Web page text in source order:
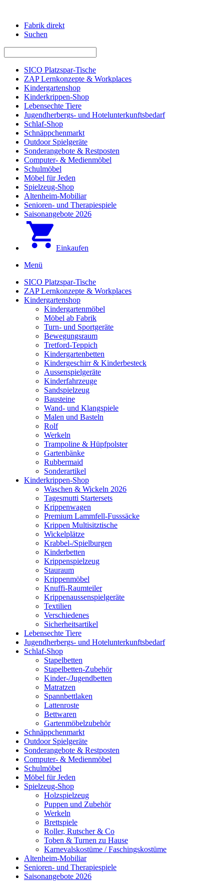
Fabrik direkt
Suchen
SICO Platzspar-Tische
ZAP Lernkonzepte & Workplaces
Kindergartenshop
Kinderkrippen-Shop
Lebensechte Tiere
Jugendherbergs- und Hotelunterkunftsbedarf
Schlaf-Shop
Schnäppchenmarkt
Outdoor Spielgeräte
Sonderangebote & Restposten
Computer- & Medienmöbel
Schulmöbel
Möbel für Jeden
Spielzeug-Shop
Altenheim-Mobiliar
Senioren- und Therapiespiele
Saisonangebote 2026
Einkaufen
Menü
SICO Platzspar-Tische
ZAP Lernkonzepte & Workplaces
Kindergartenshop
Kindergartenmöbel
Möbel ab Fabrik
Turn- und Sportgeräte
Bewegungsraum
Tretford-Teppich
Kindergartenbetten
Kindergeschirr & Kinderbesteck
Aussenspielgeräte
Kinderfahrzeuge
Sandspielzeug
Bausteine
Wand- und Klangspiele
Malen und Basteln
Rolf
Werkeln
Trampoline & Hüpfpolster
Gartenbänke
Rubbermaid
Sonderartikel
Kinderkrippen-Shop
Waschen & Wickeln 2026
Tagesmutti Startersets
Krippenwagen
Premium Lammfell-Fusssäcke
Krippen Multisitztische
Wickelplätze
Krabbel-/Spielburgen
Kinderbetten
Krippenspielzeug
Stauraum
Krippenmöbel
Knuffi-Raumteiler
Krippenaussenspielgeräte
Textilien
Verschiedenes
Sicherheitsartikel
Lebensechte Tiere
Jugendherbergs- und Hotelunterkunftsbedarf
Schlaf-Shop
Stapelbetten
Stapelbetten-Zubehör
Kinder-/Jugendbetten
Matratzen
Spannbettlaken
Lattenroste
Bettwaren
Gartenmöbelzubehör
Schnäppchenmarkt
Outdoor Spielgeräte
Sonderangebote & Restposten
Computer- & Medienmöbel
Schulmöbel
Möbel für Jeden
Spielzeug-Shop
Holzspielzeug
Puppen und Zubehör
Werkeln
Brettspiele
Roller, Rutscher & Co
Toben & Turnen zu Hause
Karnevalskostüme / Faschingskostüme
Altenheim-Mobiliar
Senioren- und Therapiespiele
Saisonangebote 2026